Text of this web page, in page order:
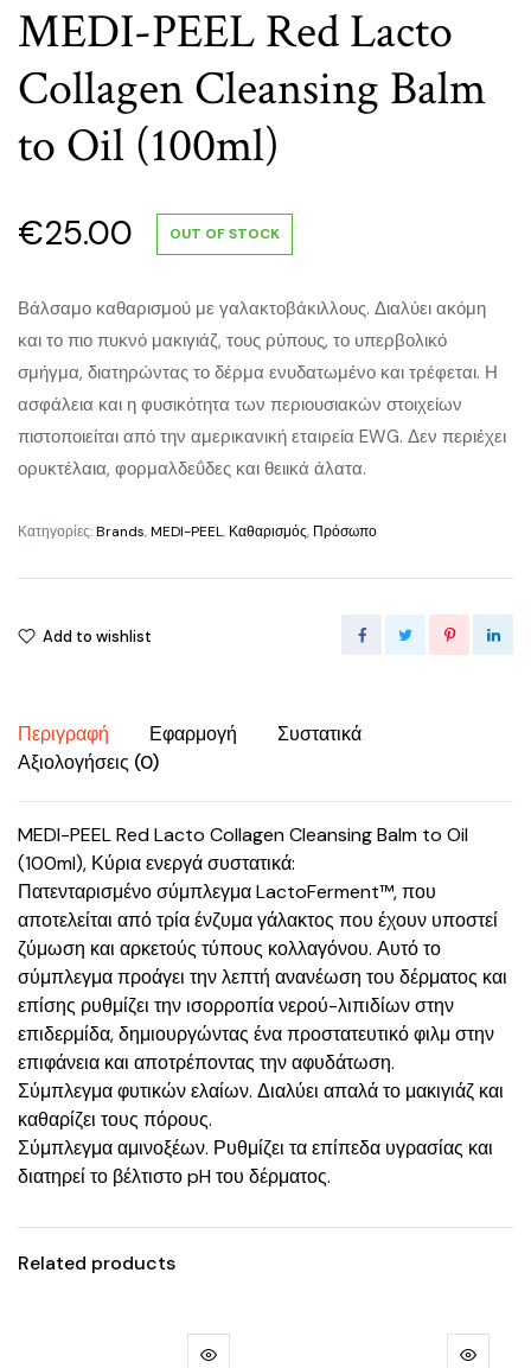
MEDI-PEEL Red Lacto
Collagen Cleansing Balm
to Oil (100ml)
€25.00 OUT OF STOCK
Βάλσαμο καθαρισμού με γαλακτοβάκιλλους. Διαλύει ακόμη
και το πιο πυκνό μακιγιάζ, τους ρύπους, το υπερβολικό
σμήγμα, διατηρώντας το δέρμα ενυδατωμένο και τρέφεται. Η
ασφάλεια και η φυσικότητα των περιουσιακών στοιχείων
πιστοποιείται από την αμερικανική εταιρεία EWG. Δεν περιέχει
ορυκτέλαια, φορμαλδεΰδες και θειικά άλατα.
Κατηγορίες:Brands,MEDI-PEEL, Καθαρισμός, Πρόσωπο
Add to wishlist
Περιγραφή Εφαρμογή
Συστατικά
Αξιολογήσεις (0)
MEDI-PEEL Red Lacto Collagen Cleansing Balm to Oil
(100ml), Κύρια ενεργά συστατικά:
Πατενταρισμένο σύμπλεγμα LactoFerment™, που
αποτελείται από τρία ένζυμα γάλακτος που έχουν υποστεί
ζύμωση και αρκετούς τύπους κολλαγόνου. Αυτό το
σύμπλεγμα προάγει την λεπτή ανανέωση του δέρματος και
επίσης ρυθμίζει την ισορροπία νερού-λιπιδίων στην
επιδερμίδα, δημιουργώντας ένα προστατευτικό φιλμ στην
επιφάνεια και αποτρέποντας την αφυδάτωση.
Σύμπλεγμα φυτικών ελαίων. Διαλύει απαλά το μακιγιάζ και
καθαρίζει τους πόρους.
Σύμπλεγμα αμινοξέων. Ρυθμίζει τα επίπεδα υγρασίας και
διατηρεί το βέλτιστο pH του δέρματος.
Related products